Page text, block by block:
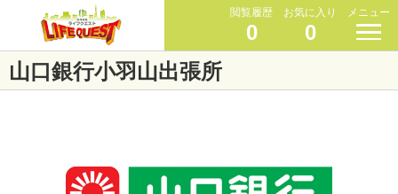
閲覧履歴
0
お気に入り
0
メニュー
山口銀行小羽山出張所